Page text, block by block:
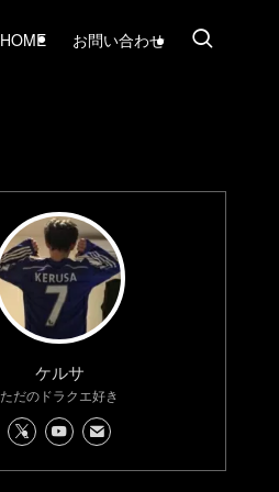
HOME お問い合わせ
ケルサ
ただのドラクエ好き